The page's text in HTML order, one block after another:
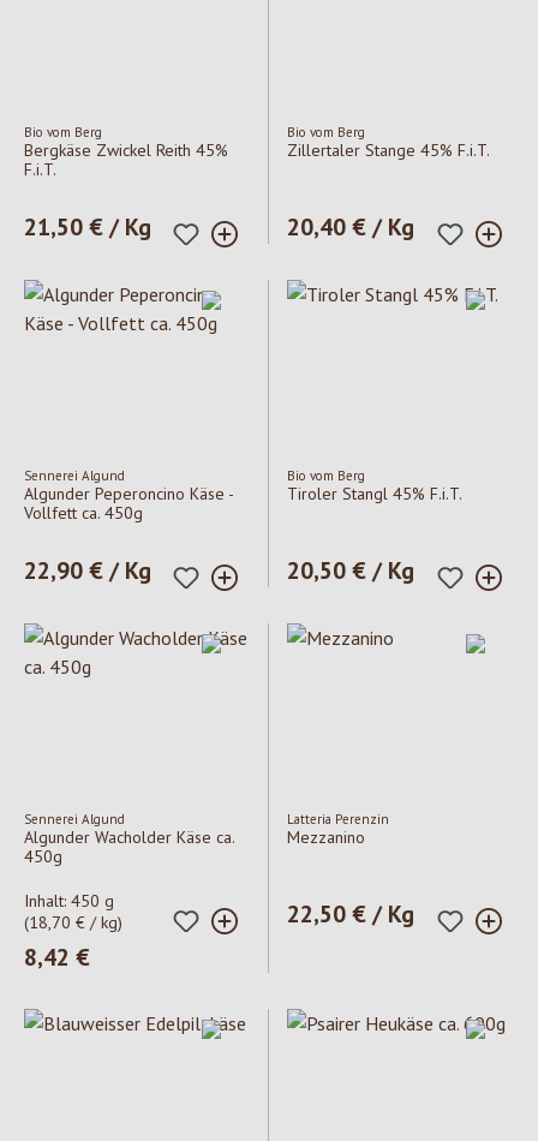
Bio vom Berg
Bergkäse Zwickel Reith 45%
F.i.T.
Regulärer Preis:
21,50 € / Kg
Bio vom Berg
Zillertaler Stange 45% F.i.T.
Regulärer Preis:
20,40 € / Kg
Sennerei Algund
Algunder Peperoncino Käse -
Vollfett ca. 450g
Regulärer Preis:
22,90 € / Kg
Bio vom Berg
Tiroler Stangl 45% F.i.T.
Regulärer Preis:
20,50 € / Kg
Sennerei Algund
Algunder Wacholder Käse ca.
450g
Inhalt: 450 g
(18,70 € / kg)
Regulärer Preis:
8,42 €
Latteria Perenzin
Mezzanino
Regulärer Preis:
22,50 € / Kg